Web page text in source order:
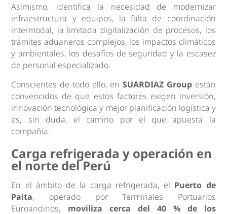
Asimismo, identifica la necesidad de modernizar
infraestructura y equipos, la falta de coordinación
intermodal, la limitada digitalización de procesos, los
trámites aduaneros complejos, los impactos climáticos
y ambientales, los desafíos de seguridad y la escasez
de personal especializado.
Conscientes de todo ello, en SUARDIAZ Groupestán
convencidos de que estos factores exigen inversión,
innovación tecnológica y mejor planificación logística y
es, sin duda, el camino por el que apuesta la
compañía.
Carga refrigerada y operación en
el norte del Perú
En el ámbito de la carga refrigerada, el Puerto de
Paita, operado por Terminales Portuarios
Euroandinos, moviliza cerca del 40 % de los